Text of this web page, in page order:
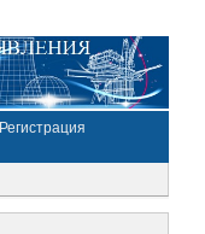
Регистрация